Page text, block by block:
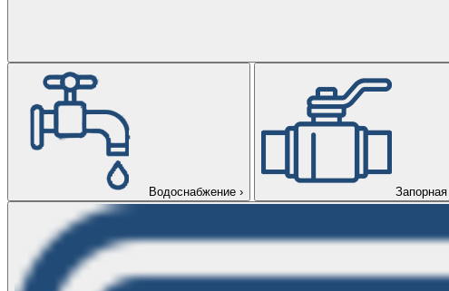
Водоснабжение ›